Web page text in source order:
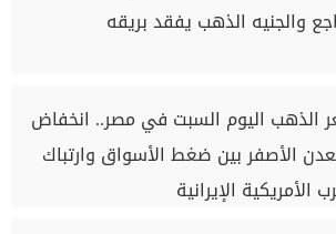
والجنيه الذهب يفقد بريقه
الذهب اليوم السبت في مصر.. انخفاض
الأصفر بين ضغط الأسواق وارتباك
الأمريكية الإيرانية